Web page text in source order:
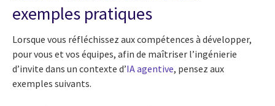
exemples pratiques
Lorsque vous réfléchissez aux compétences à développer,
pour vous et vos équipes, afin de maîtriser l’ingénierie
d’invite dans un contexte d’IA agentive, pensez aux
exemples suivants.